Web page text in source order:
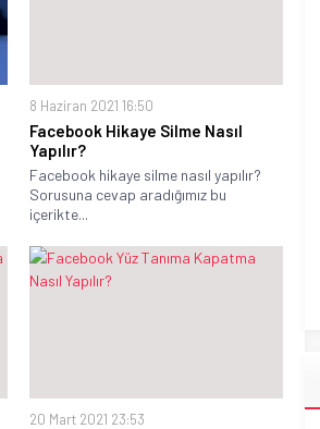
8 Haziran 2021 16:50
Facebook Hikaye Silme Nasıl
Yapılır?
Facebook hikaye silme nasıl yapılır?
Sorusuna cevap aradığımız bu
içerikte...
20 Mart 2021 23:53